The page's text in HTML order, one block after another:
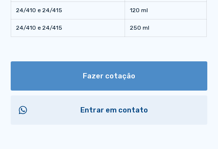
24/410 e 24/415 120 ml
24/410 e 24/415 250 ml
Fazer cotação
Entrar em contato